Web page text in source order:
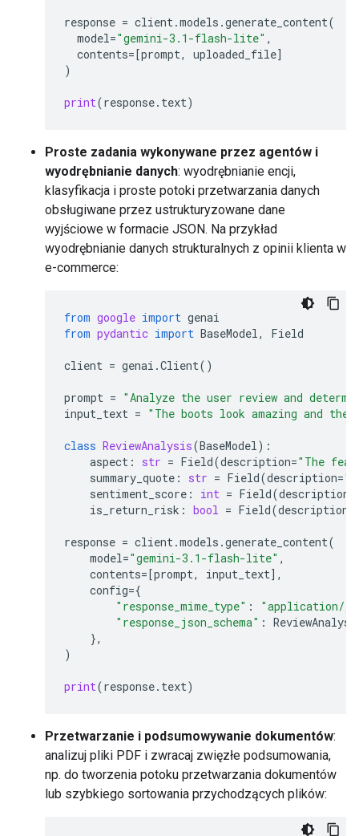
response = client.models .generate_content(
model="gemini-3.1-flash-lite" ,
contents=[prompt, uploaded_file]
)
print(response. text)
Proste zadania wykonywane przez agentów i
wyodrębnianie danych: wyodrębnianie encji,
klasyfikacja i proste potoki przetwarzania danych
obsługiwane przez ustrukturyzowane dane
wyjściowe w formacie JSON. Na przykład
wyodrębnianie danych strukturalnych z opinii klienta w
e-commerce:
from google import genai
from pydantic import BaseModel, Field
client = genai .Client()
prompt = "Analyze the user review and
input_text = "The boots look amazing and
class ReviewAnalysis(BaseModel):
aspect : str = Field(description="The
summary_quote : str = Field(description=
sentiment_score : int = Field(description
is_return_risk : bool = Field(description
response = client.models .generate_content(
model="gemini-3.1-flash-lite" ,
contents=[prompt, input_text],
config={
"response_mime_type" :
"application/
"response_json_schema" :
},
)
print(response. text)
Przetwarzanie i podsumowywanie dokumentów:
analizuj pliki PDF i zwracaj zwięzłe podsumowania,
np. do tworzenia potoku przetwarzania dokumentów
lub szybkiego sortowania przychodzących plików: